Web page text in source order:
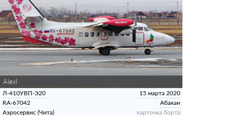
AlexI
Л-410УВП-Э20
RA-67042
Аэросервис (Чита)
15 марта 2020
Абакан
карточка борта